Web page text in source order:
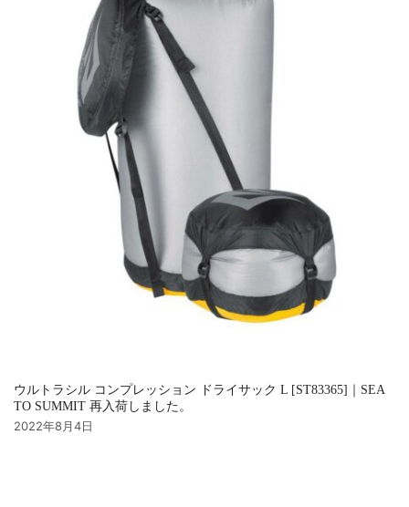
ウルトラシル コンプレッション ドライサック L [ST83365]｜SEA
TO SUMMIT 再入荷しました。
2022年8月4日